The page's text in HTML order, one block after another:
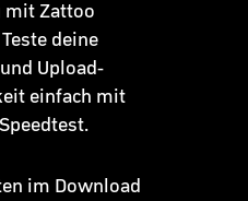
mit Zattoo
deine
Upload-
einfach mit
im Download